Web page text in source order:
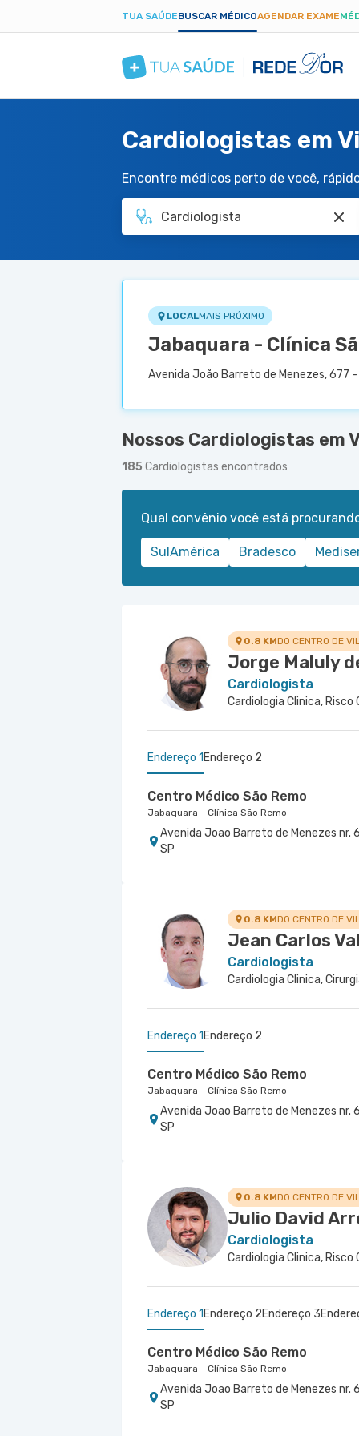
TUA SAÚDEBUSCAR MÉDICOAGENDAR EXAME
Cardiologistas em
Encontre médicos perto de você,
LOCALMAIS PRÓXIMO
Jabaquara - Clínica
Avenida João Barreto de Menezes, 677
Nossos Cardiologistas em
185 Cardiologistas encontrados
Qual convênio você está
SulAmérica Bradesco
0.8 KMDO CENTRO DE
Jorge Maluly
Cardiologista
Cardiologia Clinica, Risco
Endereço 1 Endereço 2
Centro Médico São Remo
Jabaquara - Clínica São Remo
Avenida Joao Barreto de Menezes nr.
SP
0.8 KMDO CENTRO DE
Jean Carlos
Cardiologista
Endereço 1 Endereço 2
Centro Médico São Remo
Jabaquara - Clínica São Remo
Avenida Joao Barreto de Menezes nr.
SP
0.8 KMDO CENTRO DE
Julio David
Cardiologista
Endereço 1 Endereço 2Endereço 3
Centro Médico São Remo
Jabaquara - Clínica São Remo
Avenida Joao Barreto de Menezes nr.
SP